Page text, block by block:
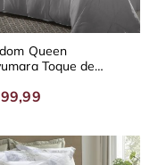
Queen
Toque de